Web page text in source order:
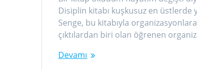
Disiplin kitabı kuşkusuz en üstlerde
Senge, bu kitabıyla
çıktılardan biri olan öğrenen
Devamı